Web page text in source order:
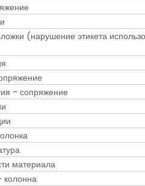
(нарушение этикета
- сопряжение
материала
колонна